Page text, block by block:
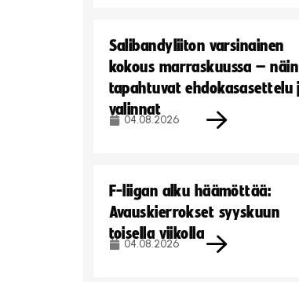
Salibandyliiton varsinainen
kokous marraskuussa – näin
tapahtuvat ehdokasasettelu
valinnat
04.08.2026
F-liigan alku häämöttää:
Avauskierrokset syyskuun
toisella viikolla
04.08.2026